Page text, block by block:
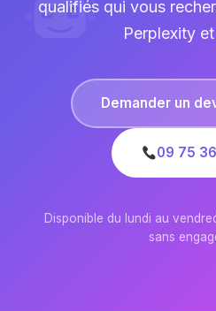
qualifiés qui vous
Perplexity
Demander un
09 75
Disponible du lundi au
sans